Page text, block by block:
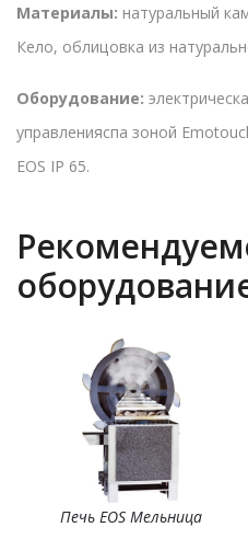
Материалы: натуральный
Кело, облицовка из
Оборудование:
управленияспа зоной
EOS IP 65.
Печь EOS Мельница